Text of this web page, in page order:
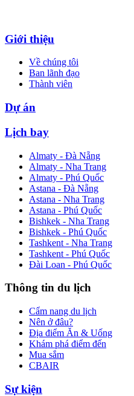
Giới thiệu
Về chúng tôi
Ban lãnh đạo
Thành viên
Dự án
Lịch bay
Almaty - Đà Nẵng
Almaty - Nha Trang
Almaty - Phú Quốc
Astana - Đà Nẵng
Astana - Nha Trang
Astana - Phú Quốc
Bishkek - Nha Trang
Bishkek - Phú Quốc
Tashkent - Nha Trang
Tashkent - Phú Quốc
Đài Loan - Phú Quốc
Thông tin du lịch
Cẩm nang du lịch
Nên ở đâu?
Địa điểm Ăn & Uống
Khám phá điểm đến
Mua sắm
CBAIR
Sự kiện